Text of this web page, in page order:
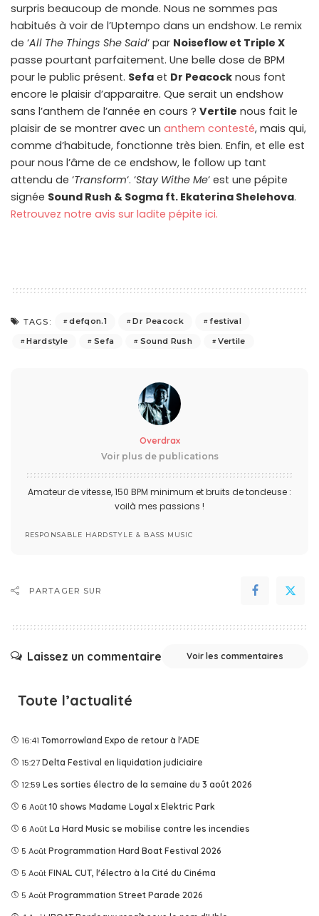
surpris beaucoup de monde. Nous ne sommes pas
habitués à voir de l’Uptempo dans un endshow. Le remix
de ‘All The Things She Said‘ par Noiseflow et Triple X
passe pourtant parfaitement. Une belle dose de BPM
pour le public présent. Sefa et Dr Peacock nous font
encore le plaisir d’apparaitre. Que serait un endshow
sans l’anthem de l’année en cours ? Vertile nous fait le
plaisir de se montrer avec un anthem contesté, mais qui,
comme d’habitude, fonctionne très bien. Enfin, et elle est
pour nous l’âme de ce endshow, le follow up tant
attendu de ‘Transform‘. ‘Stay Withe Me‘ est une pépite
signée Sound Rush & Sogma ft. Ekaterina Shelehova.
Retrouvez notre avis sur ladite pépite ici.
TAGS: defqon.1 Dr Peacock
festival
Hardstyle
Sefa Sound Rush Vertile
Overdrax
Voir plus de publications
Amateur de vitesse, 150 BPM minimum et bruits de tondeuse :
voilà mes passions !
RESPONSABLE HARDSTYLE & BASS MUSIC
PARTAGER SUR
Laissez un commentaire Voir les commentaires
Toute l’actualité
16:41 Tomorrowland Expo de retour à l'ADE
15:27 Delta Festival en liquidation judiciaire
12:59 Les sorties électro de la semaine du 3 août 2026
6 Août 10 shows Madame Loyal x Elektric Park
6 Août La Hard Music se mobilise contre les incendies
5 Août Programmation Hard Boat Festival 2026
5 Août FINAL CUT, l'électro à la Cité du Cinéma
5 Août Programmation Street Parade 2026